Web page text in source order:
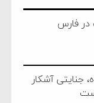
فارس
جنایتی آشکار